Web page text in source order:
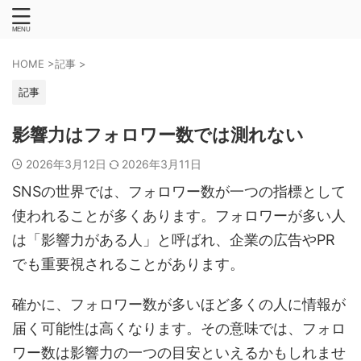
HOME >記事 >
記事
影響力はフォロワー数では測れない
2026年3月12日 2026年3月11日
SNSの世界では、フォロワー数が一つの指標として
使われることが多くあります。フォロワーが多い人
は「影響力がある人」と呼ばれ、企業の広告やPR
でも重要視されることがあります。
確かに、フォロワー数が多いほど多くの人に情報が
届く可能性は高くなります。その意味では、フォロ
ワー数は影響力の一つの目安といえるかもしれませ